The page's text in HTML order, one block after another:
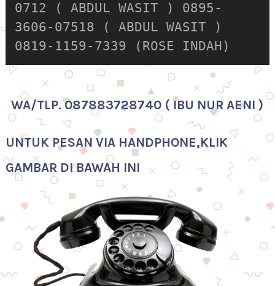
0712 ( ABDUL WASIT ) 0895-
3606-07518 ( ABDUL WASIT )
0819-1159-7339 (ROSE INDAH)
WA/TLP. 087883728740 ( IBU NUR AENI )
UNTUK PESAN VIA HANDPHONE,KLIK
GAMBAR DI BAWAH INI